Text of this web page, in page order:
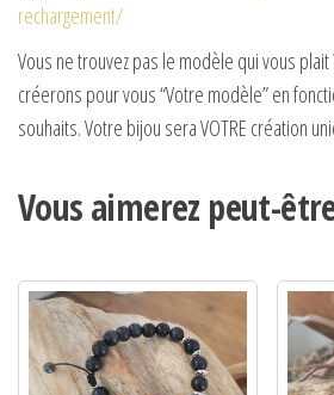
rechargement/
Vous ne trouvez pas le modèle qui vous plait
créerons pour vous “Votre modèle” en
souhaits. Votre bijou sera VOTRE création
Vous aimerez peut-